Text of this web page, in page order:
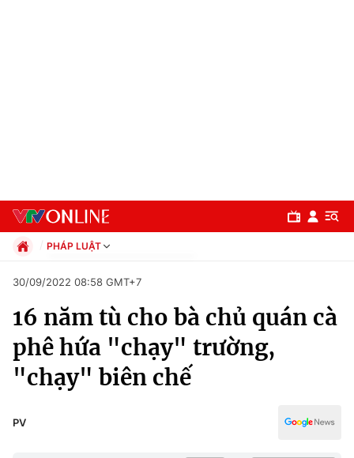
Chuyên mục
Chính trị
PHÁP LUẬT
Xã hội
Pháp luật
Thể thao
Truyền hình
Văn hóa - Giải trí
30/09/2022 08:58 GMT+7
16 năm tù cho bà chủ quán cà
phê hứa "chạy" trường,
"chạy" biên chế
PV